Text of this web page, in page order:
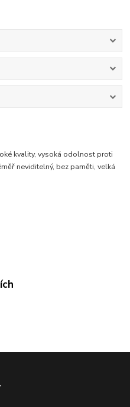
kvality, vysoká odolnost proti
neviditelný, bez paměti, velká